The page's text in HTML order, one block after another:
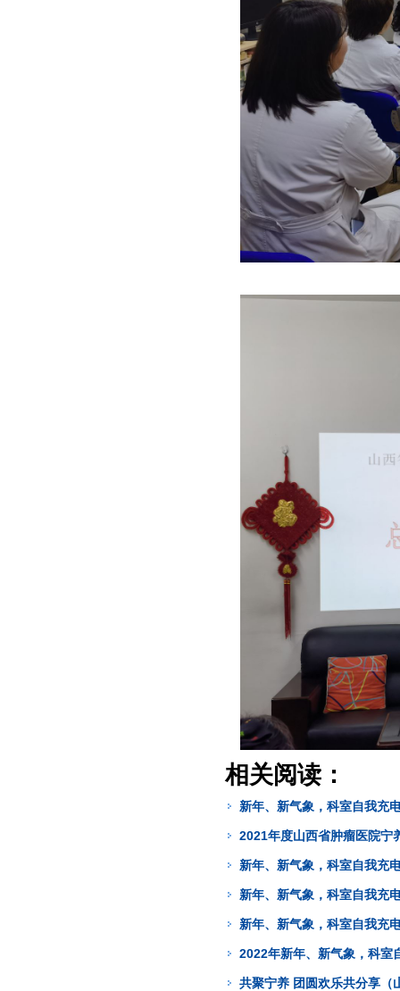
相关阅读：
新年、新气象，科室自我充
2021年度山西省肿瘤医院宁
新年、新气象，科室自我充
新年、新气象，科室自我充
新年、新气象，科室自我充
2022年新年、新气象，科室
共聚宁养 团圆欢乐共分享（